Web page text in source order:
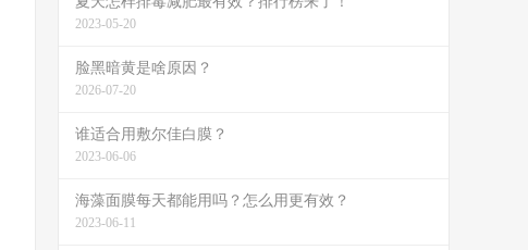
2023-05-20
脸黑暗黄是啥原因？
2026-07-20
谁适合用敷尔佳白膜？
2023-06-06
海藻面膜每天都能用吗？怎么用更有效？
2023-06-11